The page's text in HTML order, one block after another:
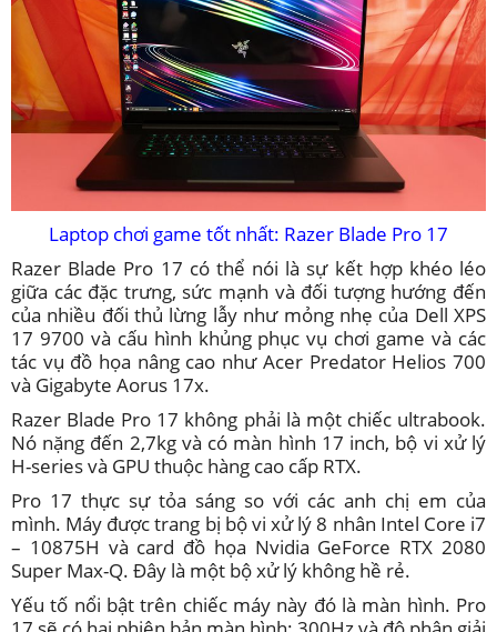
Laptop chơi game tốt nhất: Razer Blade Pro 17
Razer Blade Pro 17 có thể nói là sự kết hợp khéo léo
giữa các đặc trưng, sức mạnh và đối tượng hướng đến
của nhiều đối thủ lừng lẫy như mỏng nhẹ của Dell XPS
17 9700 và cấu hình khủng phục vụ chơi game và các
tác vụ đồ họa nâng cao như Acer Predator Helios 700
và Gigabyte Aorus 17x.
Razer Blade Pro 17 không phải là một chiếc ultrabook.
Nó nặng đến 2,7kg và có màn hình 17 inch, bộ vi xử lý
H-series và GPU thuộc hàng cao cấp RTX.
Pro 17 thực sự tỏa sáng so với các anh chị em của
mình. Máy được trang bị bộ vi xử lý 8 nhân Intel Core i7
– 10875H và card đồ họa Nvidia GeForce RTX 2080
Super Max-Q. Đây là một bộ xử lý không hề rẻ.
Yếu tố nổi bật trên chiếc máy này đó là màn hình. Pro